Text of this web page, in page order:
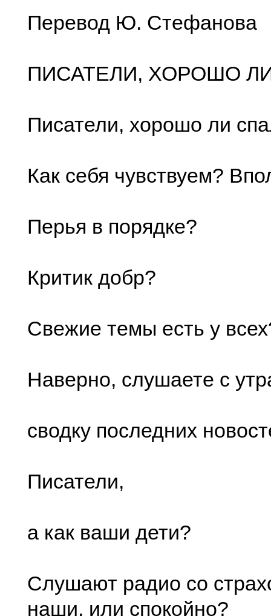
Перевод Ю. Стефанова
ПИСАТЕЛИ, ХОРОШО
Писатели, хорошо ли
Как себя чувствуем?
Перья в порядке?
Критик добр?
Свежие темы есть у
Наверно, слушаете с
сводку последних
Писатели,
а как ваши дети?
Слушают радио со
наши, или спокойно?